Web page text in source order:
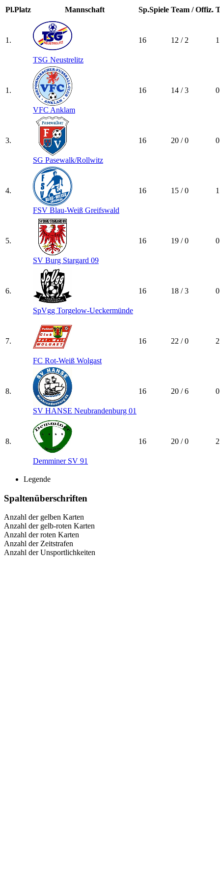
Pl.Platz Mannschaft Sp.Spiele Team / Offiz.
1.
TSG Neustrelitz
16 12 / 2
1.
VFC Anklam
16 14 / 3
3.
SG Pasewalk/​Rollwitz
16 20 / 0
4.
FSV Blau-Weiß Greifswald
16 15 / 0
5.
SV Burg Stargard 09
16 19 / 0
6.
SpVgg Torgelow-Ueckermünde
16 18 / 3
7.
FC Rot-Weiß Wolgast
16 22 / 0
8.
SV HANSE Neubrandenburg 01
16 20 / 6
8.
Demminer SV 91
16 20 / 0
Legende
Spaltenüberschriften
Anzahl der gelben Karten
Anzahl der gelb-roten Karten
Anzahl der roten Karten
Anzahl der Zeitstrafen
Anzahl der Unsportlichkeiten